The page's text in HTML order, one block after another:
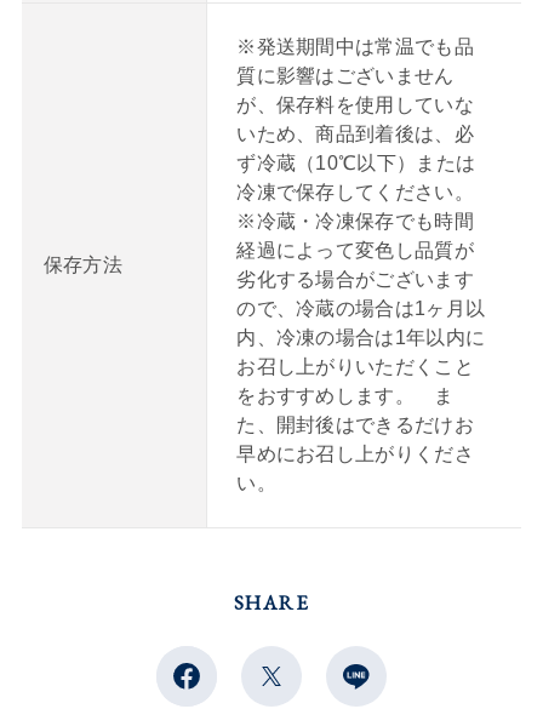
保存方法
※発送期間中は常温でも品
質に影響はございません
が、保存料を使用していな
いため、商品到着後は、必
ず冷蔵（10℃以下）または
冷凍で保存してください。
※冷蔵・冷凍保存でも時間
経過によって変色し品質が
劣化する場合がございます
ので、冷蔵の場合は1ヶ月以
内、冷凍の場合は1年以内に
お召し上がりいただくこと
をおすすめします。 ま
た、開封後はできるだけお
早めにお召し上がりくださ
い。
SHARE